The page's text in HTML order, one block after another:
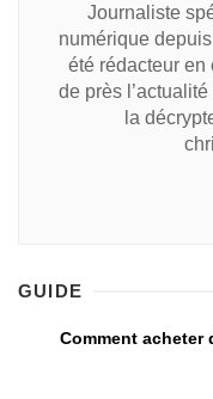
Journaliste
numérique
été rédacteur en
de près
la
GUIDE
Comment acheter